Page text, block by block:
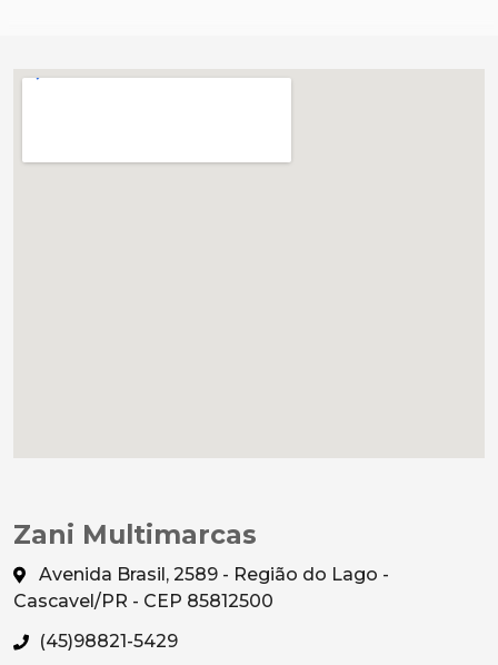
Zani Multimarcas
Avenida Brasil, 2589 - Região do Lago -
Cascavel/PR - CEP 85812500
(45)98821-5429